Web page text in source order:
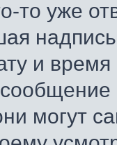
то уже
и
могут